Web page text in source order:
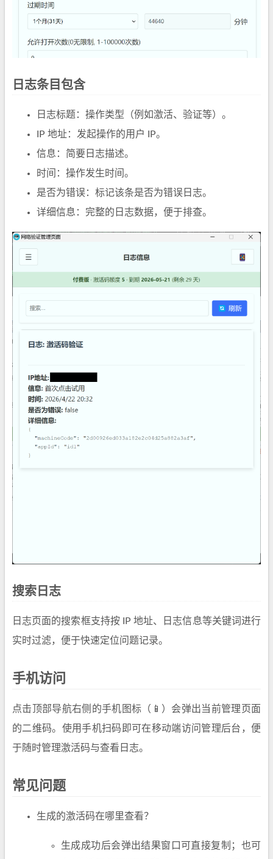
日志条目包含
日志标题：操作类型（例如激活、验证等）。
IP 地址：发起操作的用户 IP。
信息：简要日志描述。
时间：操作发生时间。
是否为错误：标记该条是否为错误日志。
详细信息：完整的日志数据，便于排查。
搜索日志
日志页面的搜索框支持按 IP 地址、日志信息等关键词进行
实时过滤，便于快速定位问题记录。
手机访问
点击顶部导航右侧的手机图标（📱）会弹出当前管理页面
的二维码。使用手机扫码即可在移动端访问管理后台，便
于随时管理激活码与查看日志。
常见问题
生成的激活码在哪里查看？
生成成功后会弹出结果窗口可直接复制；也可